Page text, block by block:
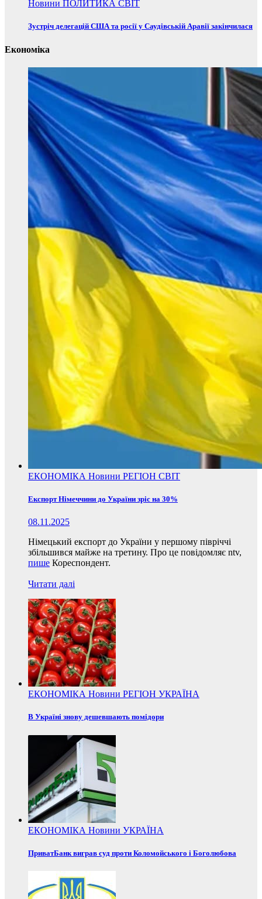
Новини ПОЛИТИКА СВІТ
Зустріч делегацій США та росії у Саудівській Аравії закінчилася
Економіка
ЕКОНОМІКА Новини РЕГІОН СВІТ
Експорт Німеччини до України зріс на 30%
08.11.2025
Німецький експорт до України у першому півріччі
збільшився майже на третину. Про це повідомляє ntv,
пише Кореспондент.
Читати далі
ЕКОНОМІКА Новини РЕГІОН УКРАЇНА
В Україні знову дешевшають помідори
ЕКОНОМІКА Новини УКРАЇНА
ПриватБанк виграв суд проти Коломойського і Боголюбова